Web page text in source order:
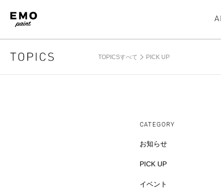
TOPICSすべて PICK UP
CATEGORY
お知らせ
PICK UP
イベント